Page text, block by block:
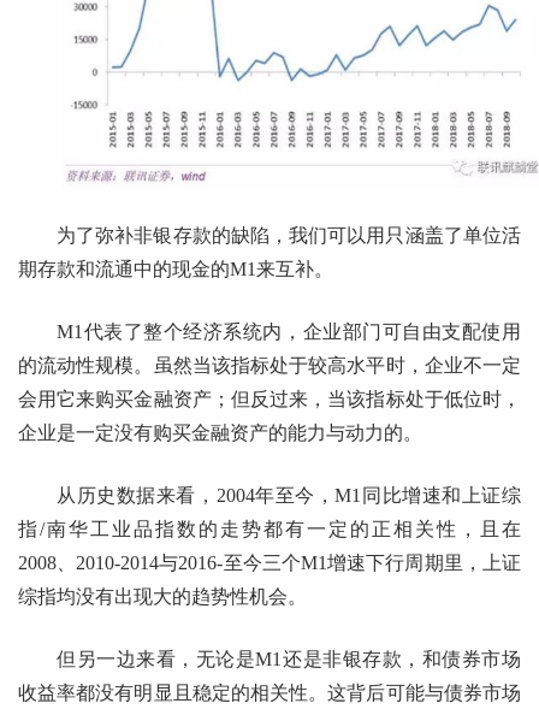
为了弥补非银存款的缺陷，我们可以用只涵盖了单位活
期存款和流通中的现金的M1来互补。
M1代表了整个经济系统内，企业部门可自由支配使用
的流动性规模。虽然当该指标处于较高水平时，企业不一定
会用它来购买金融资产；但反过来，当该指标处于低位时，
企业是一定没有购买金融资产的能力与动力的。
从历史数据来看，2004年至今，M1同比增速和上证综
指/南华工业品指数的走势都有一定的正相关性，且在
2008、2010-2014与2016-至今三个M1增速下行周期里，上证
综指均没有出现大的趋势性机会。
但另一边来看，无论是M1还是非银存款，和债券市场
收益率都没有明显且稳定的相关性。这背后可能与债券市场